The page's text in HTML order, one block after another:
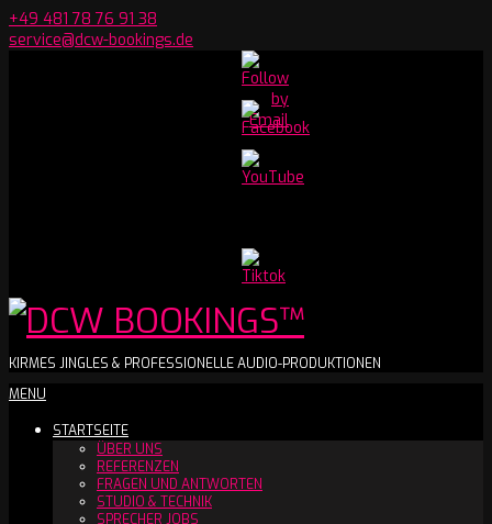
Skip
to
+49 481 78 76 91 38
service@dcw-bookings.de
Youtube
Channel
DCW
BOOKINGS™
KIRMES JINGLES & PROFESSIONELLE AUDIO-PRODUKTIONEN
Secondary
Menu
MENU
STARTSEITE
ÜBER UNS
REFERENZEN
FRAGEN UND ANTWORTEN
STUDIO & TECHNIK
SPRECHER JOBS